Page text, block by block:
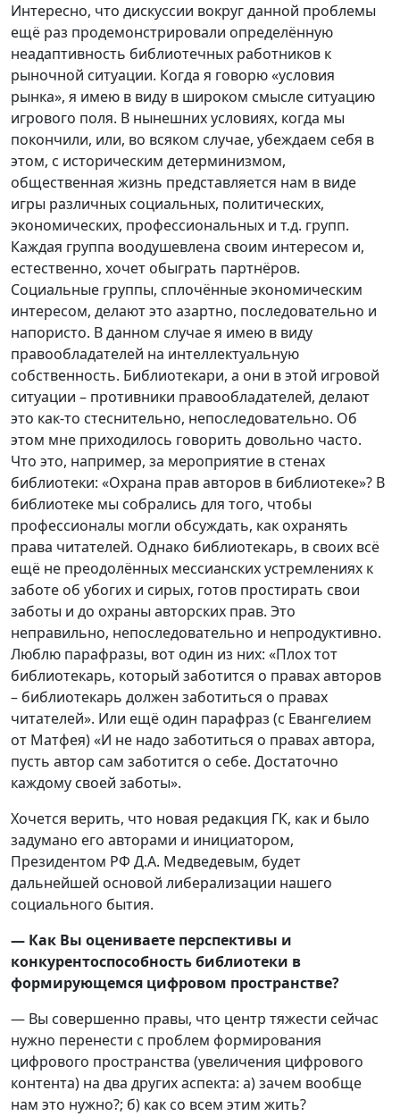
Интересно, что дискуссии вокруг данной проблемы
ещё раз продемонстрировали определённую
неадаптивность библиотечных работников к
рыночной ситуации. Когда я говорю «условия
рынка», я имею в виду в широком смысле ситуацию
игрового поля. В нынешних условиях, когда мы
покончили, или, во всяком случае, убеждаем себя в
этом, с историческим детерминизмом,
общественная жизнь представляется нам в виде
игры различных социальных, политических,
экономических, профессиональных и т.д. групп.
Каждая группа воодушевлена своим интересом и,
естественно, хочет обыграть партнёров.
Социальные группы, сплочённые экономическим
интересом, делают это азартно, последовательно и
напористо. В данном случае я имею в виду
правообладателей на интеллектуальную
собственность. Библиотекари, а они в этой игровой
ситуации – противники правообладателей, делают
это как-то стеснительно, непоследовательно. Об
этом мне приходилось говорить довольно часто.
Что это, например, за мероприятие в стенах
библиотеки: «Охрана прав авторов в библиотеке»? В
библиотеке мы собрались для того, чтобы
профессионалы могли обсуждать, как охранять
права читателей. Однако библиотекарь, в своих всё
ещё не преодолённых мессианских устремлениях к
заботе об убогих и сирых, готов простирать свои
заботы и до охраны авторских прав. Это
неправильно, непоследовательно и непродуктивно.
Люблю парафразы, вот один из них: «Плох тот
библиотекарь, который заботится о правах авторов
– библиотекарь должен заботиться о правах
читателей». Или ещё один парафраз (с Евангелием
от Матфея) «И не надо заботиться о правах автора,
пусть автор сам заботится о себе. Достаточно
каждому своей заботы».
Хочется верить, что новая редакция ГК, как и было
задумано его авторами и инициатором,
Президентом РФ Д.А. Медведевым, будет
дальнейшей основой либерализации нашего
социального бытия.
— Как Вы оцениваете перспективы и
конкурентоспособность библиотеки в
формирующемся цифровом пространстве?
— Вы совершенно правы, что центр тяжести сейчас
нужно перенести с проблем формирования
цифрового пространства (увеличения цифрового
контента) на два других аспекта: а) зачем вообще
нам это нужно?; б) как со всем этим жить?